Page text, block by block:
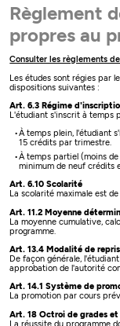
Règlement
propres au
Consulter les règlements
Les études sont régies par
dispositions suivantes :
Art. 6.3 Régime
L'étudiant s'inscrit à temps
À temps plein, l'étudiant
15 crédits par trimestre.
À temps partiel (moins
minimum de neuf crédits
Art. 6.10 Scolarité
La scolarité maximale est
Art. 11.2 Moyenne
La moyenne cumulative,
programme.
Art. 13.4 Modalité de
De façon générale,
approbation de l'autorité
Art. 14.1 Système de
La promotion par cours
Art. 18 Octroi de grades
La réussite du programme